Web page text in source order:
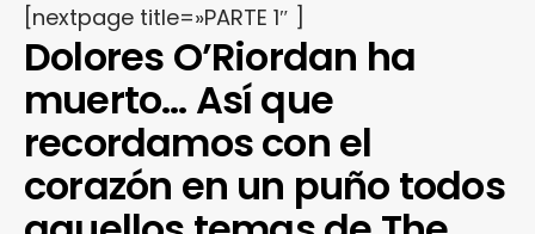
[nextpage title=»PARTE 1″ ]
Dolores O’Riordan ha
muerto… Así que
recordamos con el
corazón en un puño todos